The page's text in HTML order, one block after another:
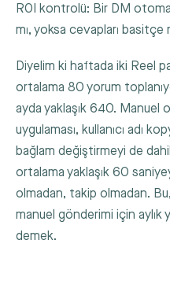
ROI kontrolü: Bir DM
mı, yoksa cevapları basitçe
Diyelim ki haftada iki Reel
ortalama 80 yorum
ayda yaklaşık 640. Manuel
uygulaması, kullanıcı adı
bağlam değiştirmeyi de
ortalama yaklaşık 60
olmadan, takip olmadan.
manuel gönderimi için aylık
demek.